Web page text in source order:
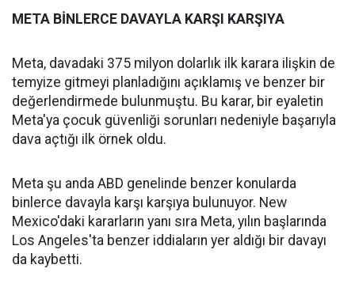
META BİNLERCE DAVAYLA KARŞI KARŞIYA
Meta, davadaki 375 milyon dolarlık ilk karara ilişkin de
temyize gitmeyi planladığını açıklamış ve benzer bir
değerlendirmede bulunmuştu. Bu karar, bir eyaletin
Meta'ya çocuk güvenliği sorunları nedeniyle başarıyla
dava açtığı ilk örnek oldu.
Meta şu anda ABD genelinde benzer konularda
binlerce davayla karşı karşıya bulunuyor. New
Mexico'daki kararların yanı sıra Meta, yılın başlarında
Los Angeles'ta benzer iddiaların yer aldığı bir davayı
da kaybetti.